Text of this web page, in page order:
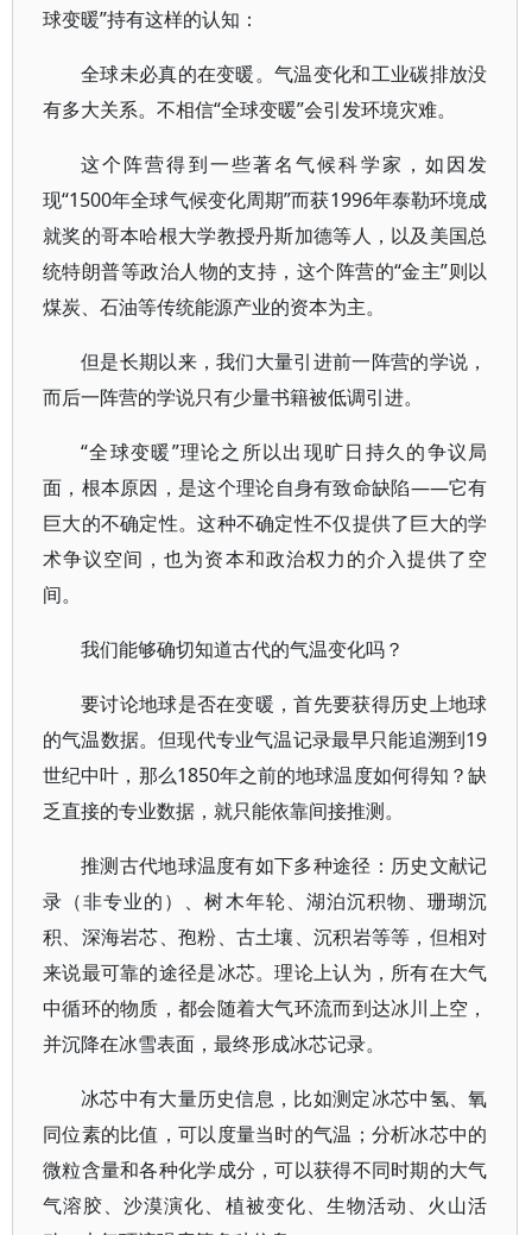
球变暖”持有这样的认知：
全球未必真的在变暖。气温变化和工业碳排放没
有多大关系。不相信“全球变暖”会引发环境灾难。
这个阵营得到一些著名气候科学家，如因发
现“1500年全球气候变化周期”而获1996年泰勒环境成
就奖的哥本哈根大学教授丹斯加德等人，以及美国总
统特朗普等政治人物的支持，这个阵营的“金主”则以
煤炭、石油等传统能源产业的资本为主。
但是长期以来，我们大量引进前一阵营的学说，
而后一阵营的学说只有少量书籍被低调引进。
“全球变暖”理论之所以出现旷日持久的争议局
面，根本原因，是这个理论自身有致命缺陷——它有
巨大的不确定性。这种不确定性不仅提供了巨大的学
术争议空间，也为资本和政治权力的介入提供了空
间。
我们能够确切知道古代的气温变化吗？
要讨论地球是否在变暖，首先要获得历史上地球
的气温数据。但现代专业气温记录最早只能追溯到19
世纪中叶，那么1850年之前的地球温度如何得知？缺
乏直接的专业数据，就只能依靠间接推测。
推测古代地球温度有如下多种途径：历史文献记
录（非专业的）、树木年轮、湖泊沉积物、珊瑚沉
积、深海岩芯、孢粉、古土壤、沉积岩等等，但相对
来说最可靠的途径是冰芯。理论上认为，所有在大气
中循环的物质，都会随着大气环流而到达冰川上空，
并沉降在冰雪表面，最终形成冰芯记录。
冰芯中有大量历史信息，比如测定冰芯中氢、氧
同位素的比值，可以度量当时的气温；分析冰芯中的
微粒含量和各种化学成分，可以获得不同时期的大气
气溶胶、沙漠演化、植被变化、生物活动、火山活